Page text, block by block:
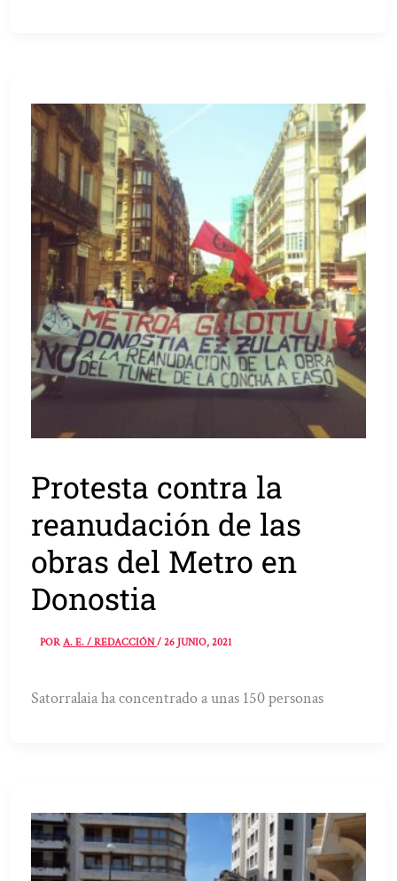
Protesta contra la
reanudación de las
obras del Metro en
Donostia
PORA. E. / REDACCIÓN/26 JUNIO, 2021
Satorralaia ha concentrado a unas 150 personas